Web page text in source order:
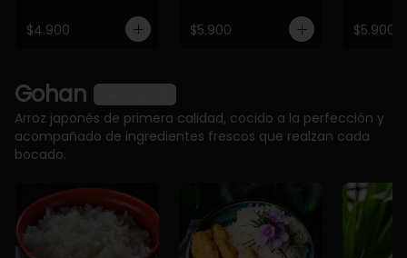
$4.900 $5.900 $5.900
Gohan
Arroz japonés de primera calidad, cocido a la perfección y
acompañado de ingredientes frescos que realzan cada
bocado.